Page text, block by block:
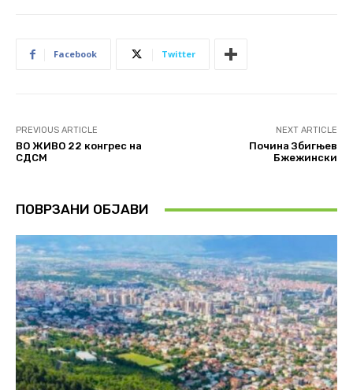
Facebook Twitter
PREVIOUS ARTICLE
ВО ЖИВО 22 конгрес на
СДСМ
NEXT ARTICLE
Почина Збигњев
Бжежински
ПОВРЗАНИ ОБЈАВИ